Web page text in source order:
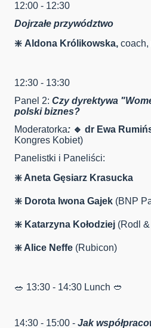
12:00 - 12:30
Dojrzałe przywództwo
❇️ Aldona Królikowska, coach,
12:30 - 13:30
Panel 2: Czy dyrektywa
polski biznes?
Moderatorka: 🔹 dr Ewa
Kongres Kobiet)
Panelistki i Paneliści:
❇️ Aneta Gęsiarz Krasucka
❇️ Dorota Iwona Gajek (BNP
❇️ Katarzyna Kołodziej (Rodl
❇️ Alice Neffe (Rubicon)
🥗 13:30 - 14:30 Lunch 🥙
14:30 - 15:00 - Jak